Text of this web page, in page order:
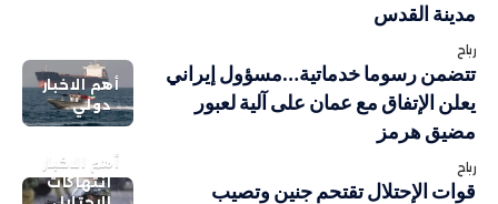
مدينة القدس
رباح
أهم الاخبار
دولي
تتضمن رسوما خدماتية…مسؤول إيراني
يعلن الإتفاق مع عمان على آلية لعبور
مضيق هرمز
رباح
أهم الاخبار
انتهاكات
قوات الإحتلال تقتحم جنين وتصيب